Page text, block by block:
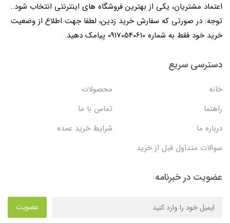
اعتماد مشتریان، یکی از بهترین فروشگاه های اینترنتی انتخاب شود..
توجه: در صورتی که سفارش خرید زدین، لطفا جهت اطلاع از وضعیت
خرید خود فقط به شماره 09170540610 پیامک دهید.
دسترسی سریع
خانه
محصولات
راهنما
تماس با ما
درباره ما
شرایط خرید عمده
سوالات متداول قبل از خرید
عضویت در خبرنامه
عضویت